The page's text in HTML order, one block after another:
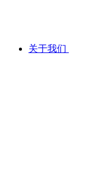
关于我们